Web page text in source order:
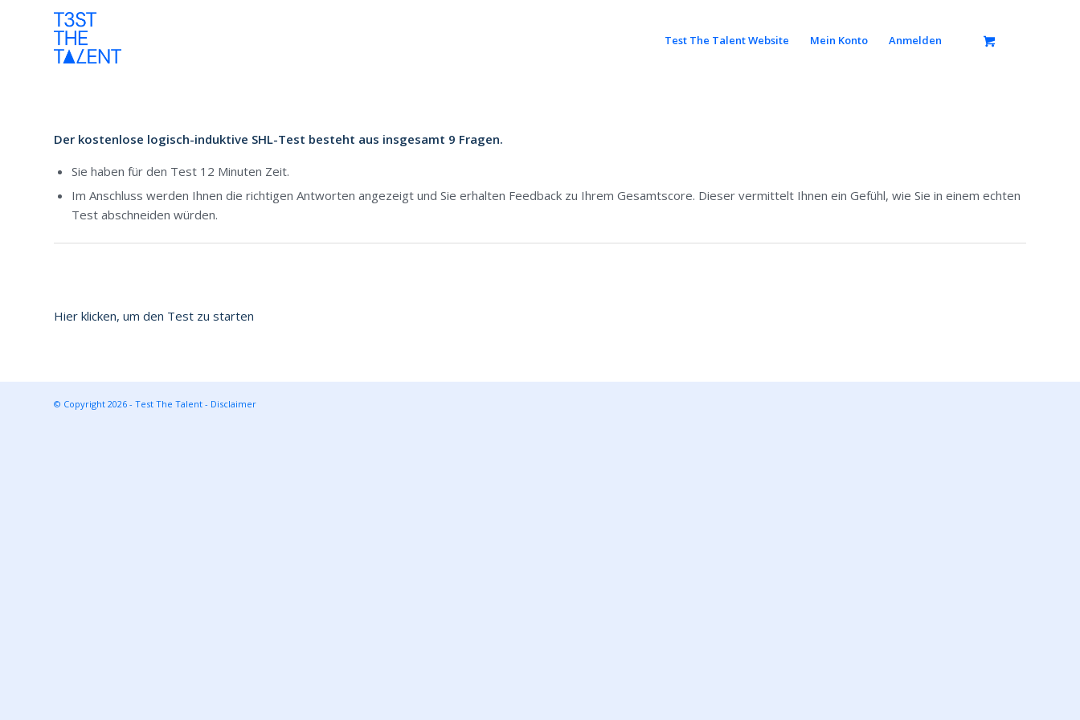
Test The Talent Website Mein Konto Anmelden
Der kostenlose logisch-induktive SHL-Test besteht aus insgesamt 9 Fragen.
Sie haben für den Test 12 Minuten Zeit.
Im Anschluss werden Ihnen die richtigen Antworten angezeigt und Sie erhalten Feedback zu Ihrem Gesamtscore. Dieser vermittelt Ihnen ein Gefühl, wie Sie in einem echten
Test abschneiden würden.
Hier klicken, um den Test zu starten
© Copyright 2026 - Test The Talent - Disclaimer